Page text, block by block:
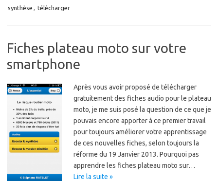
synthèse , télécharger
Fiches plateau moto sur votre
smartphone
Après vous avoir proposé de télécharger
gratuitement des fiches audio pour le plateau
moto, je me suis posé la question de ce que je
pouvais encore apporter à ce premier travail
pour toujours améliorer votre apprentissage
de ces nouvelles fiches, selon toujours la
réforme du 19 Janvier 2013. Pourquoi pas
apprendre les fiches plateau moto sur…
Lire la suite »